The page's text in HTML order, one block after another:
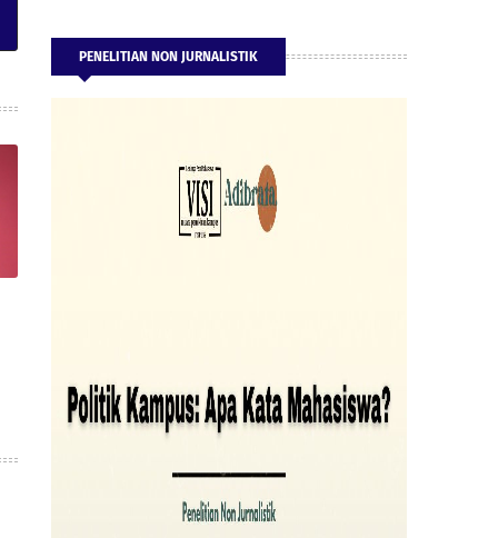
PENELITIAN NON JURNALISTIK